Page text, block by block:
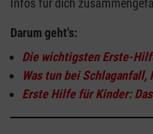
Infos für dich
Darum geht's:
Die wichtigsten Erste-
Was tun bei
Erste Hilfe für Kinder: